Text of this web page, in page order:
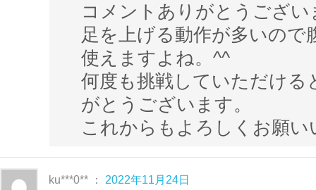
身体改革運動スタジオ STAAART
https://www.bmfteam.com/
コメントありがとうござい
足を上げる動作が多いので
使えますよね。^^
何度も挑戦していただける
がとうございます。
これからもよろしくお願い
ku***0** ： 2022年11月24日